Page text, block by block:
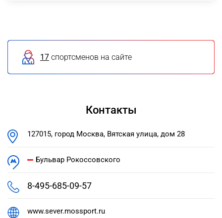
17 спортсменов на сайте
Контакты
127015, город Москва, Вятская улица, дом 28
Бульвар Рокоссовского
8-495-685-09-57
www.sever.mossport.ru